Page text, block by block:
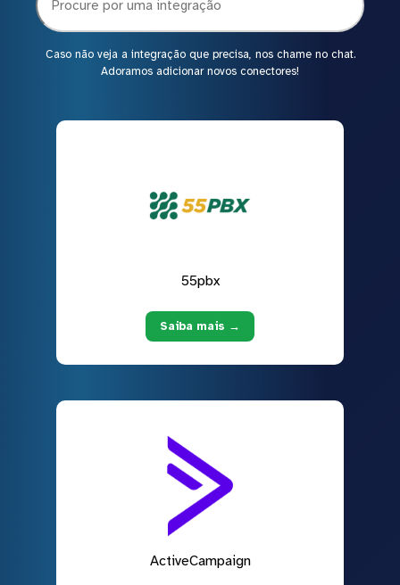
Caso não veja a integração que precisa, nos chame no chat.
Adoramos adicionar novos conectores!
55pbx
Saiba mais →
ActiveCampaign